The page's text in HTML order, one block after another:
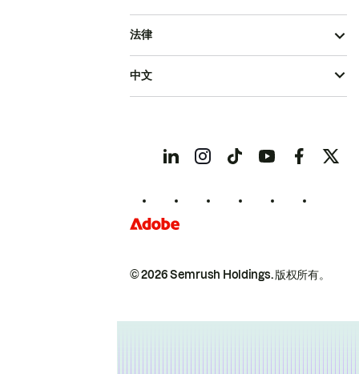
© 2026 Semrush Holdings.版权所有。
法律
中文